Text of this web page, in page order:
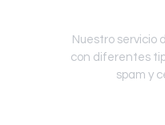
Nuestro servicio
con diferentes
spam y